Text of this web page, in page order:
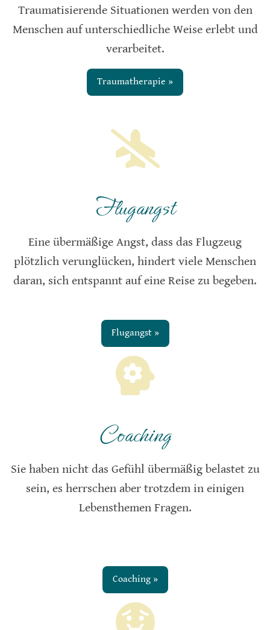
Traumatisierende Situationen werden von den
Menschen auf unterschiedliche Weise erlebt und
verarbeitet.
Traumatherapie »
Flugangst
Eine übermäßige Angst, dass das Flugzeug
plötzlich verunglücken, hindert viele Menschen
daran, sich entspannt auf eine Reise zu begeben.
Flugangst »
Coaching
Sie haben nicht das Gefühl übermäßig belastet zu
sein, es herrschen aber trotzdem in einigen
Lebensthemen Fragen.
Coaching »